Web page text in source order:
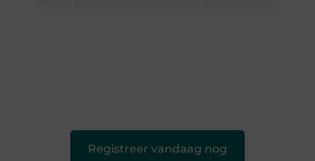
Registreer vandaag nog